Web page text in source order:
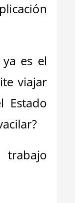
es el
viajar
Estado